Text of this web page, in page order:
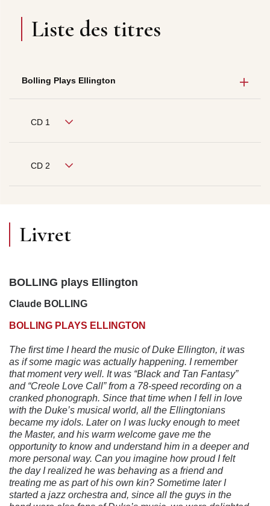
Liste des titres
Bolling Plays Ellington
CD 1
CD 2
Livret
BOLLING plays Ellington
Claude BOLLING
BOLLING PLAYS ELLINGTON
The first time I heard the music of Duke Ellington, it was
as if some magic was actually happening. I remember
that moment very well. It was “Black and Tan Fantasy”
and “Creole Love Call” from a 78-speed recording on a
cranked phonograph. Since that time when I fell in love
with the Duke’s musical world, all the Ellingtonians
became my idols. Later on I was lucky enough to meet
the Master, and his warm welcome gave me the
opportunity to know and understand him in a deeper and
more personal way. Can you imagine how proud I felt
the day I realized he was behaving as a friend and
treating me as part of his own kin? Sometime later I
started a jazz orchestra and, since all the guys in the